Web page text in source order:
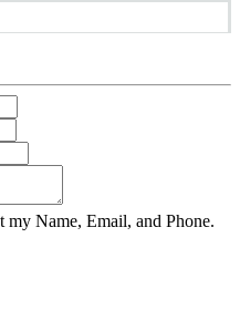
my Name, Email, and Phone.